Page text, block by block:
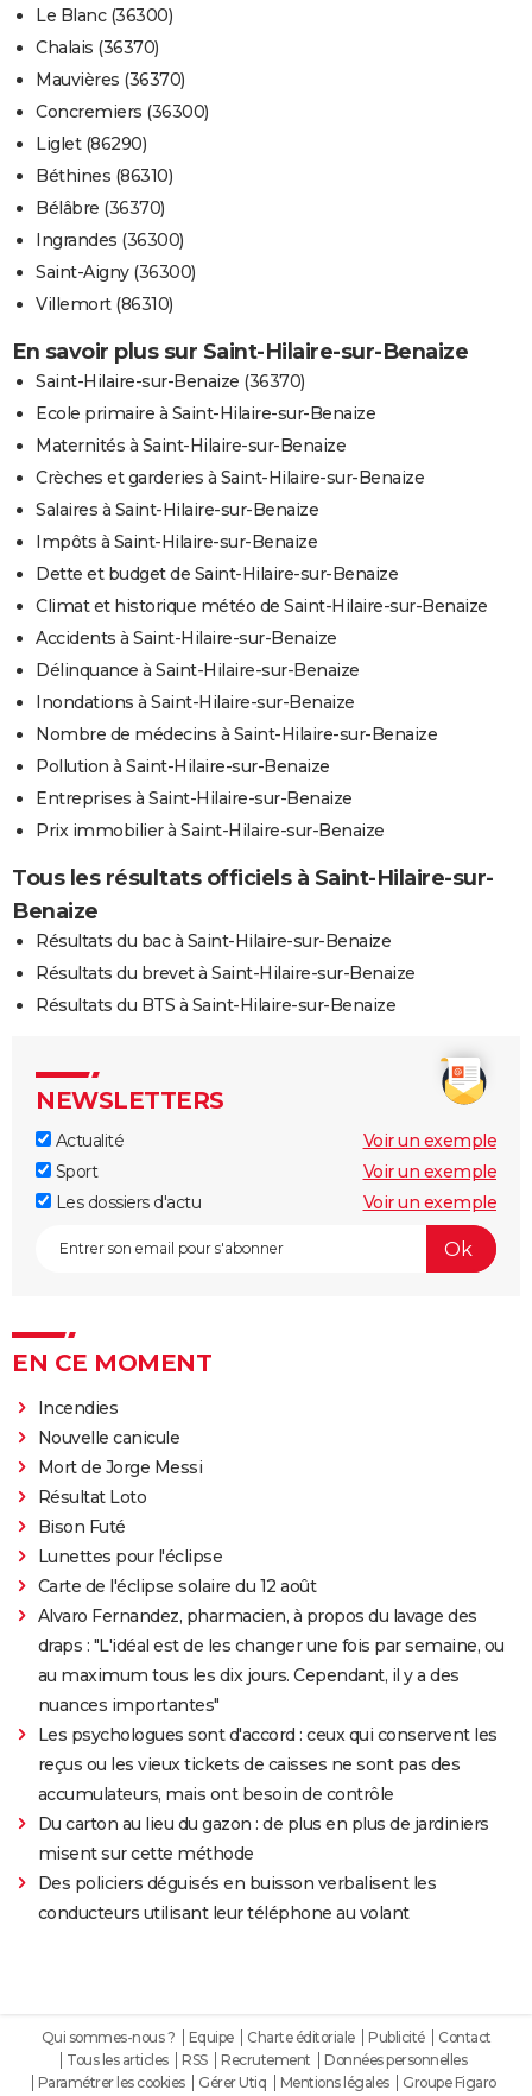
Le Blanc (36300)
Chalais (36370)
Mauvières (36370)
Concremiers (36300)
Liglet (86290)
Béthines (86310)
Bélâbre (36370)
Ingrandes (36300)
Saint-Aigny (36300)
Villemort (86310)
En savoir plus sur Saint-Hilaire-sur-Benaize
Saint-Hilaire-sur-Benaize (36370)
Ecole primaire à Saint-Hilaire-sur-Benaize
Maternités à Saint-Hilaire-sur-Benaize
Crèches et garderies à Saint-Hilaire-sur-Benaize
Salaires à Saint-Hilaire-sur-Benaize
Impôts à Saint-Hilaire-sur-Benaize
Dette et budget de Saint-Hilaire-sur-Benaize
Climat et historique météo de Saint-Hilaire-sur-Benaize
Accidents à Saint-Hilaire-sur-Benaize
Délinquance à Saint-Hilaire-sur-Benaize
Inondations à Saint-Hilaire-sur-Benaize
Nombre de médecins à Saint-Hilaire-sur-Benaize
Pollution à Saint-Hilaire-sur-Benaize
Entreprises à Saint-Hilaire-sur-Benaize
Prix immobilier à Saint-Hilaire-sur-Benaize
Tous les résultats officiels à Saint-Hilaire-sur-
Benaize
Résultats du bac à Saint-Hilaire-sur-Benaize
Résultats du brevet à Saint-Hilaire-sur-Benaize
Résultats du BTS à Saint-Hilaire-sur-Benaize
NEWSLETTERS
Actualité
Voir un exemple
Sport
Voir un exemple
Les dossiers d'actu
Voir un exemple
EN CE MOMENT
Incendies
Nouvelle canicule
Mort de Jorge Messi
Résultat Loto
Bison Futé
Lunettes pour l'éclipse
Carte de l'éclipse solaire du 12 août
Alvaro Fernandez, pharmacien, à propos du lavage des
draps : "L'idéal est de les changer une fois par semaine, ou
au maximum tous les dix jours. Cependant, il y a des
nuances importantes"
Les psychologues sont d'accord : ceux qui conservent les
reçus ou les vieux tickets de caisses ne sont pas des
accumulateurs, mais ont besoin de contrôle
Du carton au lieu du gazon : de plus en plus de jardiniers
misent sur cette méthode
Des policiers déguisés en buisson verbalisent les
conducteurs utilisant leur téléphone au volant
Qui sommes-nous ? Equipe Charte éditoriale Publicité
Contact
Tous les articles
RSS Recrutement
Données personnelles
Paramétrer les cookies
Gérer Utiq Mentions légales Groupe Figaro